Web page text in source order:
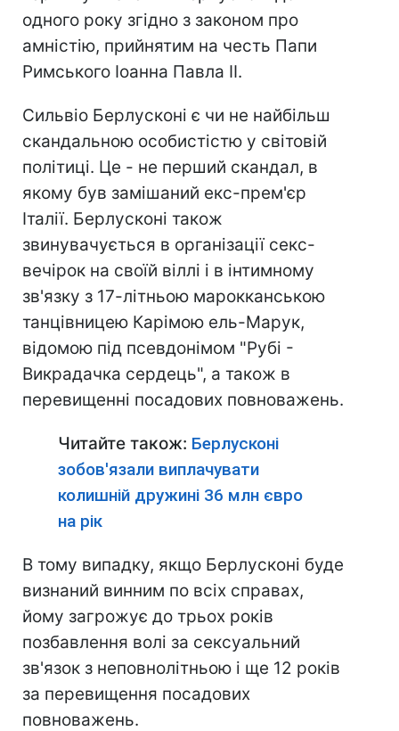
одного року згідно з законом про
амністію, прийнятим на честь Папи
Римського Іоанна Павла II.
Сильвіо Берлусконі є чи не найбільш
скандальною особистістю у світовій
політиці. Це - не перший скандал, в
якому був замішаний екс-прем'єр
Італії. Берлусконі також
звинувачується в організації секс-
вечірок на своїй віллі і в інтимному
зв'язку з 17-літньою марокканською
танцівницею Карімою ель-Марук,
відомою під псевдонімом "Рубі -
Викрадачка сердець", а також в
перевищенні посадових повноважень.
Читайте також: Берлусконі
зобов'язали виплачувати
колишній дружині 36 млн євро
на рік
В тому випадку, якщо Берлусконі буде
визнаний винним по всіх справах,
йому загрожує до трьох років
позбавлення волі за сексуальний
зв'язок з неповнолітньою і ще 12 років
за перевищення посадових
повноважень.